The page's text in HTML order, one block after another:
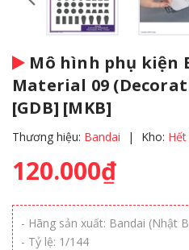
Mô hình phụ kiện
Material 09
[GDB] [MKB]
Thương hiệu: Bandai | Kho:
120.000₫
- Hãng sản xuất: Bandai (Nhật
- Tỷ lệ: 1/144